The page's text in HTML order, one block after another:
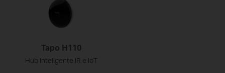
Tapo H110
Hub Inteligente IR e IoT